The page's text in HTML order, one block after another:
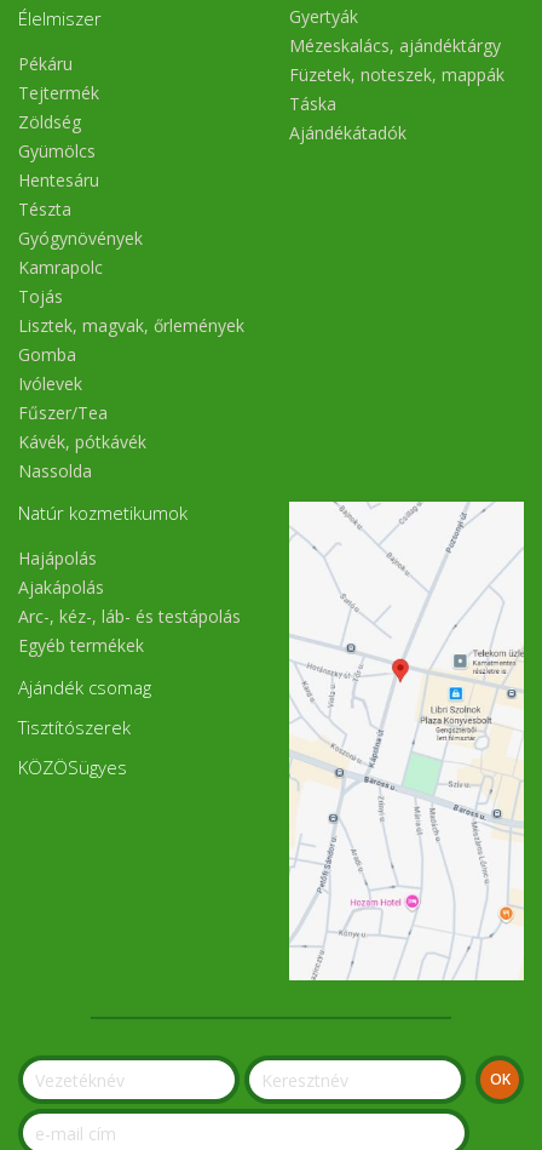
Élelmiszer
Pékáru
Tejtermék
Zöldség
Gyümölcs
Hentesáru
Tészta
Gyógynövények
Kamrapolc
Tojás
Lisztek, magvak, őrlemények
Gomba
Ivólevek
Fűszer/Tea
Kávék, pótkávék
Nassolda
Gyertyák
Mézeskalács, ajándéktárgy
Füzetek, noteszek, mappák
Táska
Ajándékátadók
Natúr kozmetikumok
Hajápolás
Ajakápolás
Arc-, kéz-, láb- és testápolás
Egyéb termékek
Ajándék csomag
Tisztítószerek
KÖZÖSügyes